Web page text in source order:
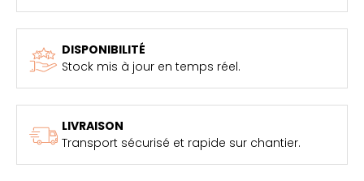
DISPONIBILITÉ
Stock mis à jour en temps réel.
LIVRAISON
Transport sécurisé et rapide sur chantier.